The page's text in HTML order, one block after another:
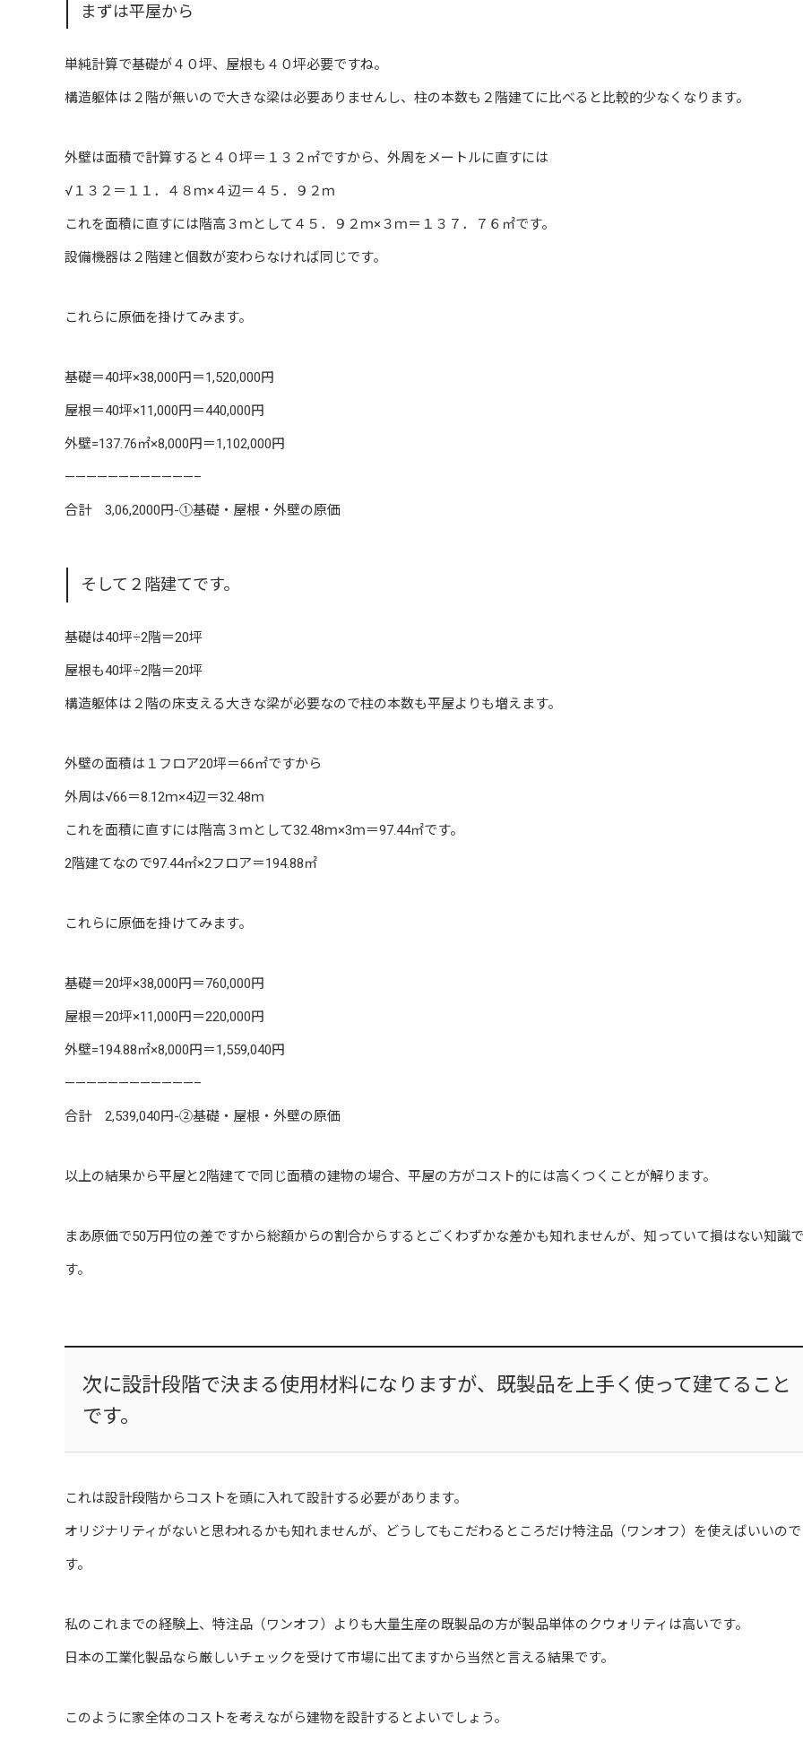
まずは平屋から
単純計算で基礎が４０坪、屋根も４０坪必要ですね。
構造躯体は２階が無いので大きな梁は必要ありませんし、柱の本数も２階建てに比べると比較的少なくなります。
外壁は面積で計算すると４０坪＝１３２㎡ですから、外周をメートルに直すには
√１３２＝１１．４８ｍ×４辺＝４５．９２ｍ
これを面積に直すには階高３ｍとして４５．９２ｍ×３ｍ＝１３７．７６㎡です。
設備機器は２階建と個数が変わらなければ同じです。
これらに原価を掛けてみます。
基礎＝40坪×38,000円＝1,520,000円
屋根＝40坪×11,000円＝440,000円
外壁=137.76㎡×8,000円＝1,102,000円
————————————–
合計 3,06,2000円-①基礎・屋根・外壁の原価
そして２階建てです。
基礎は40坪÷2階＝20坪
屋根も40坪÷2階＝20坪
構造躯体は２階の床支える大きな梁が必要なので柱の本数も平屋よりも増えます。
外壁の面積は１フロア20坪＝66㎡ですから
外周は√66＝8.12ｍ×4辺＝32.48ｍ
これを面積に直すには階高３ｍとして32.48ｍ×3ｍ＝97.44㎡です。
2階建てなので97.44㎡×2フロア＝194.88㎡
これらに原価を掛けてみます。
基礎＝20坪×38,000円＝760,000円
屋根＝20坪×11,000円＝220,000円
外壁=194.88㎡×8,000円＝1,559,040円
————————————–
合計 2,539,040円-②基礎・屋根・外壁の原価
以上の結果から平屋と2階建てで同じ面積の建物の場合、平屋の方がコスト的には高くつくことが解ります。
まあ原価で50万円位の差ですから総額からの割合からするとごくわずかな差かも知れませんが、知っていて損はない知識で
す。
次に設計段階で決まる使用材料になりますが、既製品を上手く使って建てること
です。
これは設計段階からコストを頭に入れて設計する必要があります。
オリジナリティがないと思われるかも知れませんが、どうしてもこだわるところだけ特注品（ワンオフ）を使えばいいので
す。
私のこれまでの経験上、特注品（ワンオフ）よりも大量生産の既製品の方が製品単体のクウォリティは高いです。
日本の工業化製品なら厳しいチェックを受けて市場に出てますから当然と言える結果です。
このように家全体のコストを考えながら建物を設計するとよいでしょう。